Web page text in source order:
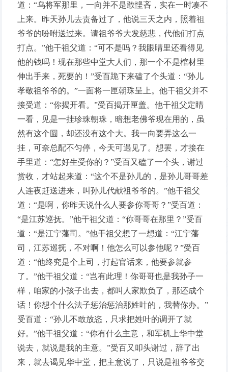
道：“乌将军那里，一向并不是敢悭吝，实在一时凑不
上来。昨天孙儿去责备过了，他说三天之内，照着祖
爷爷的吩咐送过来。请祖爷爷大发慈悲，代他们打点
打点。”他干祖父道：“可不是吗？我眼睛里还看得见
他的钱吗！现在那些中堂大人们，那一个不是棺材里
伸出手来，死要的！”受百跪下来磕了个头道：“孙儿
孝敬祖爷爷的。”一面将一匣朝珠呈上。他干祖父并不
接受道：“你揭开看。”受百揭开匣盖。他干祖父定睛
一看，见是一挂珍珠朝珠，暗想老佛爷现在用的，虽
然有这个圆，却还没有这个大。我一向要弄这么一
挂，可奈总配不匀停，今天可遇见了。想罢，才接在
手里道：“怎好生受你的？”受百又磕了一个头，谢过
赏收，才站起来道：“这个不是孙儿的，是孙儿哥哥差
人连夜赶送进来，叫孙儿代献祖爷爷的。”他干祖父
道：“是啊，你昨天说什么人要参你哥哥？”受百道：
“是江苏巡抚。”他干祖父道：“你哥哥在那里？”受百
道：“是江宁藩司。”他干祖父想了一想道：“江宁藩
司，江苏巡抚，不对啊！他怎么可以参他呢？”受百
道：“他终究是个上司，打起官话来，他要参就参
了。”他干祖父道：“岂有此理！你哥哥也是我孙子一
样，咱家的小孩子出去，都叫人家欺负了，那还成个
话！你想个什么法子惩治惩治那姓叶的，我替你办。”
受百道：“孙儿不敢放恣，只求把姓叶的调开了就
好。”他干祖父道：“你有什么主意，和军机上华中堂
说去，就说是我的主意。”受百又叩头谢过，辞了出
来，就去谒见华中堂，把主意说了，只说是祖爷爷交